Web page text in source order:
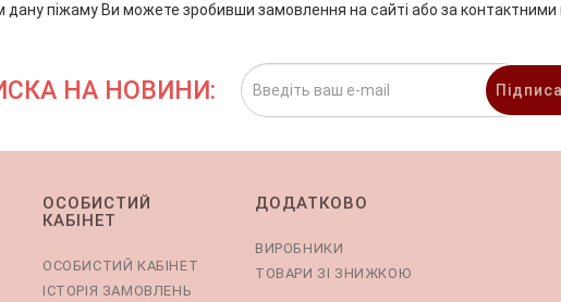
дану піжаму Ви можете зробивши замовлення на сайті або за
НА НОВИНИ:
ОСОБИСТИЙ
КАБІНЕТ
ОСОБИСТИЙ КАБІНЕТ
ІСТОРІЯ ЗАМОВЛЕНЬ
ДОДАТКОВО
ВИРОБНИКИ
ТОВАРИ ЗІ ЗНИЖКОЮ